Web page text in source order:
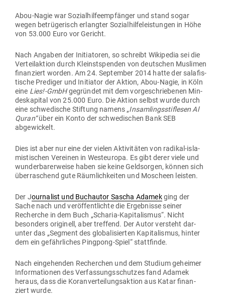
Abou-Nagie war Sozi­al­hil­fe­emp­fänger und stand sogar
wegen betrü­ge­risch erlangter Sozi­al­hil­fe­leis­tungen in Höhe
von 53.000 Euro vor Gericht.
Nach Angaben der Initia­toren, so schreibt Wiki­pedia sei die
Ver­teil­aktion durch Kleinst­spenden von deut­schen Mus­limen
finan­ziert worden. Am 24. Sep­tember 2014 hatte der sala­fis­
tische Pre­diger und Initiator der Aktion, Abou-Nagie, in Köln
eine Lies!-GmbHgegründet mit dem vor­ge­schrie­benen Min­
des­ka­pital von 25.000 Euro. Die Aktion selbst wurde durch
eine schwe­dische Stiftung namens „Insam­lings­stif­lesen Al
Quran“über ein Konto der schwe­di­schen Bank SEB
abgewickelt.
Dies ist aber nur eine der vielen Akti­vi­täten von radikal-isla­
mis­ti­schen Ver­einen in West­europa. Es gibt derer viele und
wun­der­ba­rer­weise haben sie keine Geld­sorgen, können sich
über­ra­schend gute Räum­lich­keiten und Moscheen leisten.
Der Jour­nalist und Buch­autor Sascha Adamekging der
Sache nach und ver­öf­fent­lichte die Ergeb­nisse seiner
Recherche in dem Buch „Scharia-Kapi­ta­lismus“. Nicht
besonders ori­ginell, aber treffend. Der Autor ver­steht dar­
unter das „Segment des glo­ba­li­sierten Kapi­ta­lismus, hinter
dem ein gefähr­liches Pingpong-Spiel“ stattfinde.
Nach ein­ge­henden Recherchen und dem Studium geheimer
Infor­ma­tionen des Ver­fas­sungs­schutzes fand Adamek
heraus, dass die Koran­ver­tei­lungs­aktion aus Katar finan­
ziert wurde.